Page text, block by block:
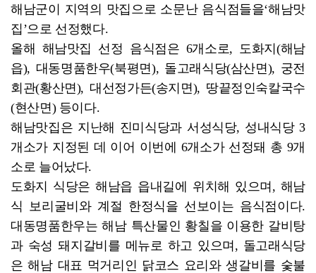
해남군이 지역의 맛집으로 소문난 음식점들을‘해남맛
집’으로 선정했다.
올해 해남맛집 선정 음식점은 6개소로, 도화지(해남
읍), 대동명품한우(북평면), 돌고래식당(삼산면), 궁전
회관(황산면), 대선정가든(송지면), 땅끝정인숙칼국수
(현산면) 등이다.
해남맛집은 지난해 진미식당과 서성식당, 성내식당 3
개소가 지정된 데 이어 이번에 6개소가 선정돼 총 9개
소로 늘어났다.
도화지 식당은 해남읍 읍내길에 위치해 있으며, 해남
식 보리굴비와 계절 한정식을 선보이는 음식점이다.
대동명품한우는 해남 특산물인 황칠을 이용한 갈비탕
과 숙성 돼지갈비를 메뉴로 하고 있으며, 돌고래식당
은 해남 대표 먹거리인 닭코스 요리와 생갈비를 숯불